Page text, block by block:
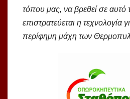
τόπου μας, να βρεθεί σε
επιστρατεύεται η τεχνολογία
περίφημη μάχη των